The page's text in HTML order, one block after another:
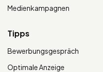
Medienkampagnen
Tipps
Bewerbungsgespräch
Optimale Anzeige